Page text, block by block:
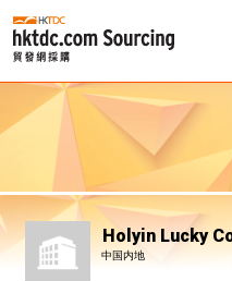
Holyin Lucky
中国内地